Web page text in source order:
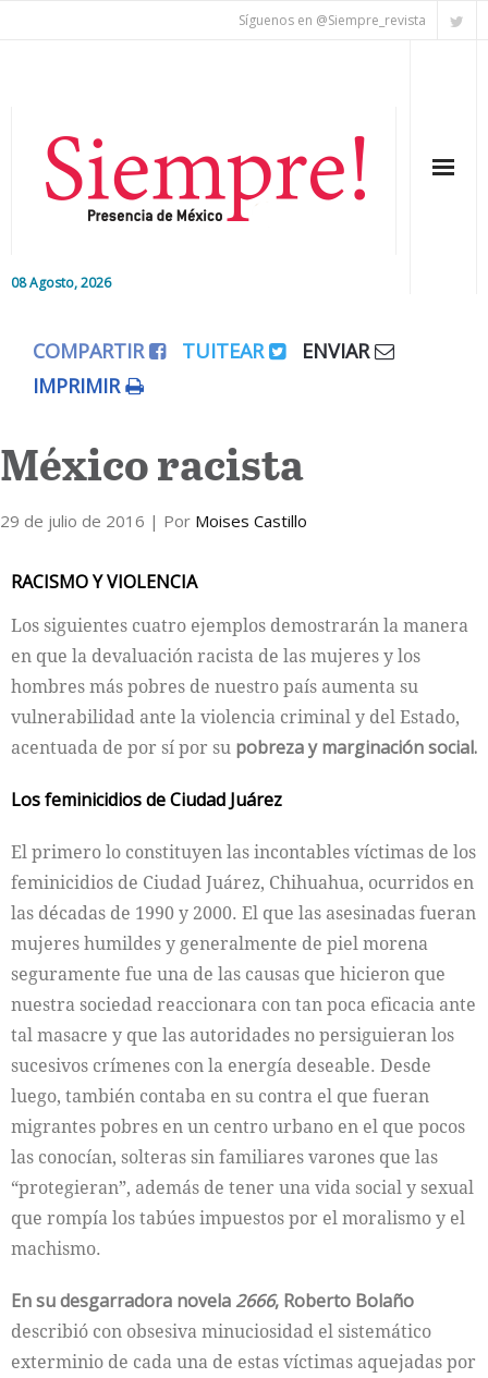
Síguenos en @Siempre_revista
08 Agosto, 2026
Editorial
Colaboradores
Internacional
Cultura
COMPARTIR TUITEAR
ENVIAR
IMPRIMIR
México racista
29 de julio de 2016 | Por Moises Castillo
RACISMO Y VIOLENCIA
Los siguientes cuatro ejemplos demostrarán la manera
en que la devaluación racista de las mujeres y los
hombres más pobres de nuestro país aumenta su
vulnerabilidad ante la violencia criminal y del Estado,
acentuada de por sí por su pobreza y marginación social.
Los feminicidios de Ciudad Juárez
El primero lo constituyen las incontables víctimas de los
feminicidios de Ciudad Juárez, Chihuahua, ocurridos en
las décadas de 1990 y 2000. El que las asesinadas fueran
mujeres humildes y generalmente de piel morena
seguramente fue una de las causas que hicieron que
nuestra sociedad reaccionara con tan poca eficacia ante
tal masacre y que las autoridades no persiguieran los
sucesivos crímenes con la energía deseable. Desde
luego, también contaba en su contra el que fueran
migrantes pobres en un centro urbano en el que pocos
las conocían, solteras sin familiares varones que las
“protegieran”, además de tener una vida social y sexual
que rompía los tabúes impuestos por el moralismo y el
machismo.
En su desgarradora novela2666, Roberto Bolaño
describió con obsesiva minuciosidad el sistemático
exterminio de cada una de estas víctimas aquejadas por